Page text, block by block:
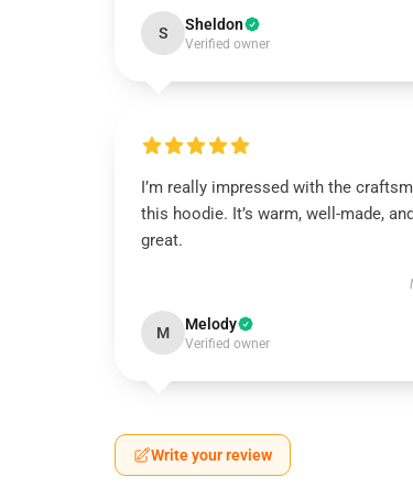
S Sheldon
Verified owner
I’m really impressed with the
this hoodie. It’s warm, well-made,
great.
M Melody
Verified owner
Write your review